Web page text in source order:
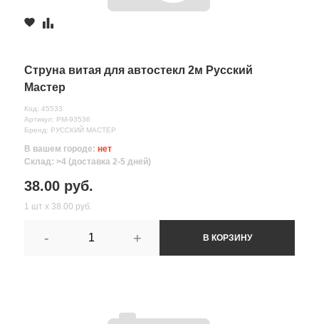
Струна витая для автостекл 2м Русский
Мастер
Код: 45533
Артикул: РМ-93536
Бренд: РУССКИЙ МАСТЕР
В вашем городе: нет
Склад: >4 (доставка 2-5 дней)
38.00 руб.
1 шт х 38.00 руб.
- + В КОРЗИНУ